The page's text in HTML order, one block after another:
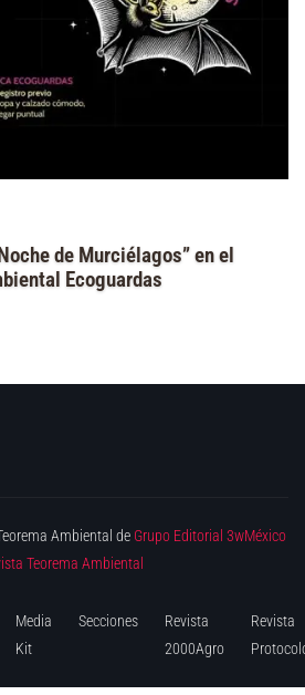
de Murciélagos” en el
Ecoguardas
Ambiental de Grupo Editorial 3wMéxico
Teorema Ambiental
Media
Kit
Secciones
Revista
2000Agro
Revista